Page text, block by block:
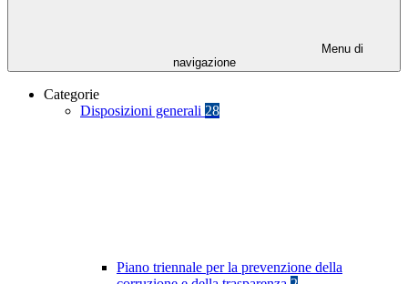
Menu di
navigazione
Categorie
Disposizioni generali 28
Piano triennale per la prevenzione della